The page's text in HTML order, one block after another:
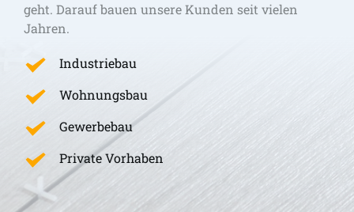
geht. Darauf bauen unsere Kunden seit vielen
Jahren.
Industriebau
Wohnungsbau
Gewerbebau
Private Vorhaben